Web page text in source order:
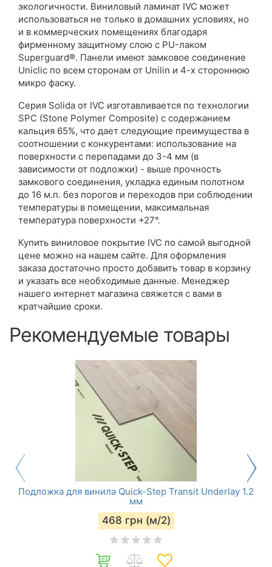
экологичности. Виниловый ламинат IVC может
использоваться не только в домашних условиях, но
и в коммерческих помещениях благодаря
фирменному защитному слою с PU-лаком
Superguard®. Панели имеют замковое соединение
Uniclic по всем сторонам от Unilin и 4-х стороннюю
микро фаску.
Серия Solida от IVC изготавливается по технологии
SPC (Stone Polymer Composite) с содержанием
кальция 65%, что дает следующие преимущества в
соотношении с конкурентами: использование на
поверхности с перепадами до 3-4 мм (в
зависимости от подложки) - выше прочность
замкового соединения, укладка единым полотном
до 16 м.п. без порогов и переходов при соблюдении
температуры в помещении, максимальная
температура поверхности +27°.
Купить виниловое покрытие IVC по самой выгодной
цене можно на нашем сайте. Для оформления
заказа достаточно просто добавить товар в корзину
и указать все необходимые данные. Менеджер
нашего интернет магазина свяжется с вами в
кратчайшие сроки.
Рекомендуемые товары
Подложка для винила Quick-Step Transit Underlay 1.2
мм
468 грн (м/2)